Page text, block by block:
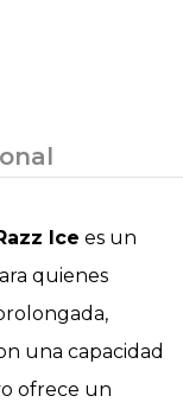
Ice es un
quienes
una capacidad
ofrece un